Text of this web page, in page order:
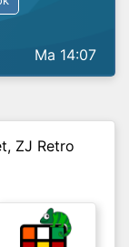
Ma 14:07
ZJ Retro